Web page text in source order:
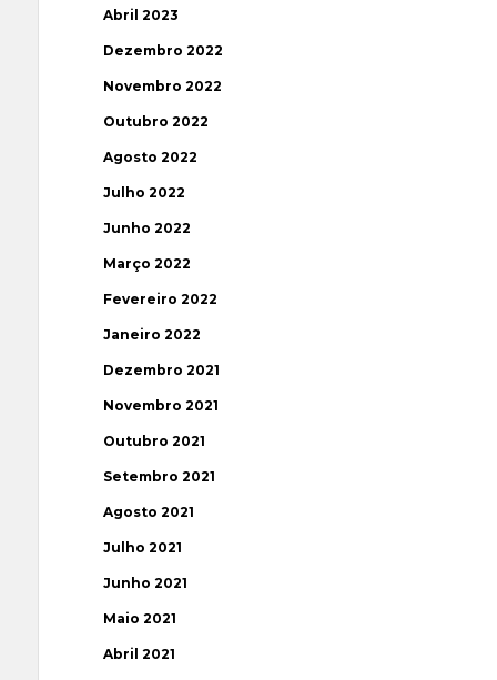
Abril 2023
Dezembro 2022
Novembro 2022
Outubro 2022
Agosto 2022
Julho 2022
Junho 2022
Março 2022
Fevereiro 2022
Janeiro 2022
Dezembro 2021
Novembro 2021
Outubro 2021
Setembro 2021
Agosto 2021
Julho 2021
Junho 2021
Maio 2021
Abril 2021